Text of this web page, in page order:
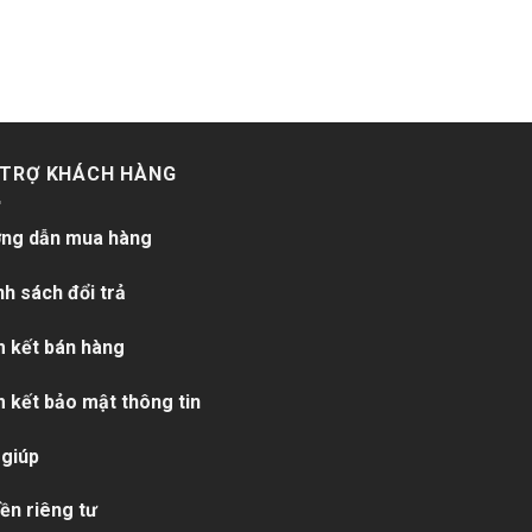
KHÁCH HÀNG
dẫn mua hàng
sách đổi trả
kết bán hàng
kết bảo mật thông tin
riêng tư